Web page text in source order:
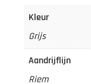
Kleur
Grijs
Aandrijflijn
Riem